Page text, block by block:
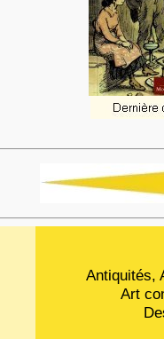
Antiquités,
Art